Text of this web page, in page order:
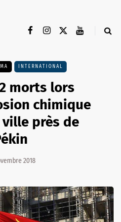
INTERNATIONAL
morts lors
chimique
près de
2018